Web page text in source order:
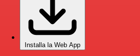
Installa la Web App